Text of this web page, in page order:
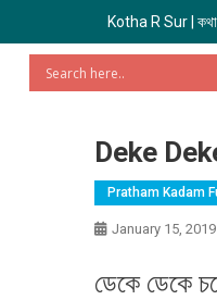
Kotha R Sur |
Deke
Pratham Kadam
January 15, 2019
ডেকে ডেকে